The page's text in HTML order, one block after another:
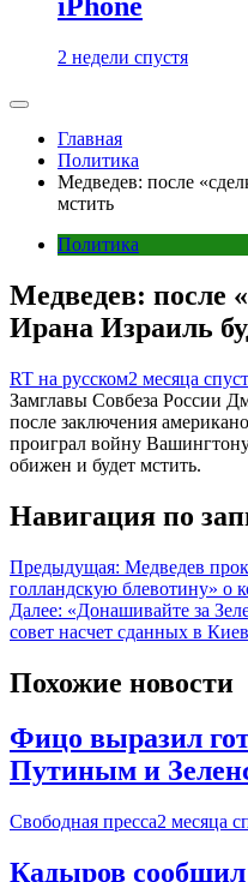
2 недели спустя
Главная
Политика
Медведев: после
мстить
Политика
Медведев: после
Ирана Израиль
RT на русском2 месяца
Замглавы Совбеза России
после заключения
проиграл войну
обижен и будет мстить.
Навигация по
Предыдущая: Медведев
голландскую блевотину» о
Далее: «Донашивайте за
совет насчет сданных в
Похожие новости
Фицо выразил
Путиным и
Свободная пресса2 месяца
Кадыров сообщил